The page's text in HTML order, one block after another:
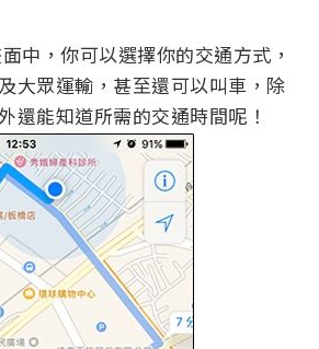
中，你可以選擇你的交通方式，
大眾運輸，甚至還可以叫車，除
還能知道所需的交通時間呢！